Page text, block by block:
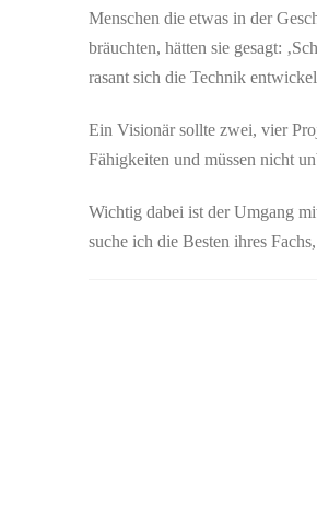
Menschen die etwas in der
bräuchten, hätten sie gesagt:
rasant sich die Technik
Ein Visionär sollte zwei, vier
Fähigkeiten und müssen nicht
Wichtig dabei ist der Umgang
suche ich die Besten ihres